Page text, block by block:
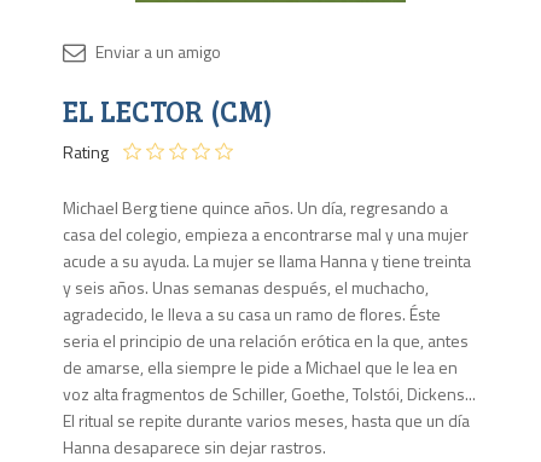
EL LECTOR (CM)
Rating
Michael Berg tiene quince años. Un día, regresando a
casa del colegio, empieza a encontrarse mal y una mujer
acude a su ayuda. La mujer se llama Hanna y tiene treinta
y seis años. Unas semanas después, el muchacho,
agradecido, le lleva a su casa un ramo de flores. Éste
seria el principio de una relación erótica en la que, antes
de amarse, ella siempre le pide a Michael que le lea en
voz alta fragmentos de Schiller, Goethe, Tolstói, Dickens...
El ritual se repite durante varios meses, hasta que un día
Hanna desaparece sin dejar rastros.